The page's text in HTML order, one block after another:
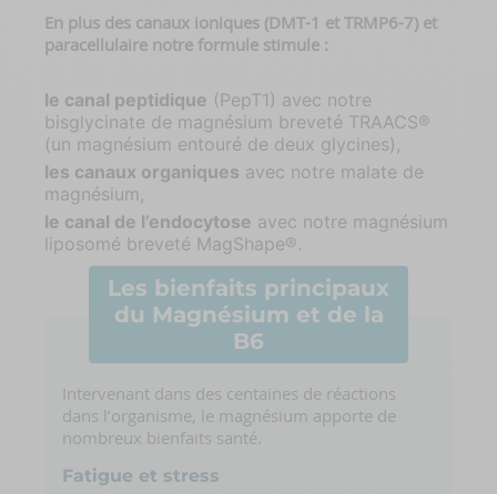
En plus des canaux ioniques (DMT-1 et TRMP6-7) et
paracellulaire notre formule stimule :
le canal peptidique (PepT1) avec notre
bisglycinate de magnésium breveté TRAACS®
(un magnésium entouré de deux glycines),
les canaux organiques avec notre malate de
magnésium,
le canal de l’endocytose avec notre magnésium
liposomé breveté MagShape®.
Les bienfaits principaux
du Magnésium et de la
B6
Intervenant dans des centaines de réactions
dans l’organisme, le magnésium apporte de
nombreux bienfaits santé.
Fatigue et stress